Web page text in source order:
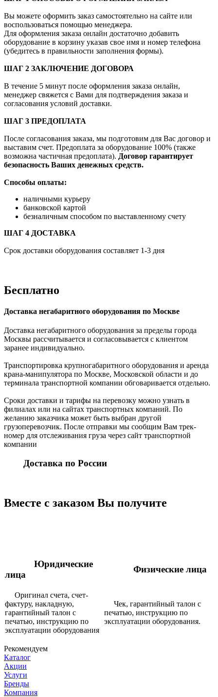
Вы можете оформить заказ самостоятельно на сайте или
воспользоваться помощью менеджера.
Для оформления заказа онлайн достаточно добавить
оборудование в корзину указав свое имя и номер телефона
(убедитесь в правильности заполнения формы).
ШАГ 2 ЗАКЛЮЧЕНИЕ ДОГОВОРА
В течение 5 минут после оформления заказа онлайн,
менеджер свяжется с Вами для подтверждения заказа и
согласования условий доставки.
ШАГ 3 ПРЕДОПЛАТА
После согласования заказа, мы подготовим для Вас договор и
выставим счет. Предоплата за оборудование 100% (также
возможна частичная предоплата). Договор гарантирует
безопасность Ваших денежных средств.
Способы оплаты:
наличными курьеру
банковской картой
безналичным способом по выставленному счету
ШАГ 4 ДОСТАВКА
Срок доставки оборудования составляет 1-3 дня
Бесплатно
Доставка негабаритного оборудования по Москве
Доставка негабаритного оборудования за пределы города
Москвы рассчитывается и согласовывается с клиентом
заранее индивидуально.
Транспортировка крупногабаритного оборудования и аренда
крана-манипулятора по Москве, Московской области и до
терминала транспортной компании обговаривается отдельно.
Сроки доставки и тарифы на перевозку можно узнать в
филиалах или на сайтах транспортных компаний. По
желанию заказчика может быть выбран другой
грузоперевозчик. После отправки мы сообщим Вам трек-
номер для отслеживания груза через сайт транспортной
компании
Доставка по России
Вместе с заказом Вы получите
Юридические
лица
Физические лица
Оригинал счета, счет-
фактуру, накладную,
гарантийный талон с
печатью, инструкцию по
эксплуатации оборудования
Чек, гарантийный талон с
печатью, инструкцию по
эксплуатации оборудования.
Рекомендуем
Каталог
Акции
Услуги
Бренды
Компания